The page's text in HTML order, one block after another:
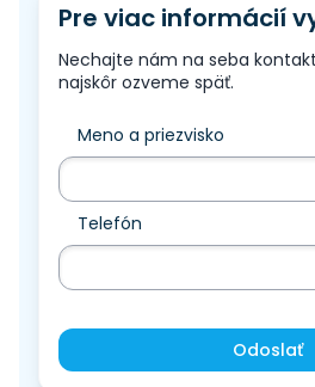
Pre viac informácií
Nechajte nám na seba
najskôr ozveme späť.
Meno a priezvisko
Telefón
Odoslať